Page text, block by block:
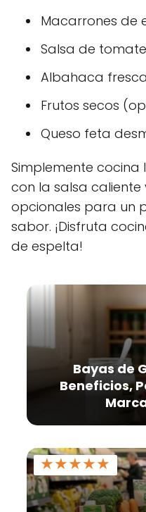
Macarrones de
Salsa de
Albahaca fresca
Frutos secos
Queso feta
Simplemente cocina
con la salsa
opcionales para un
sabor. ¡Disfruta
de espelta!
Bayas de
Beneficios,
★★★★★